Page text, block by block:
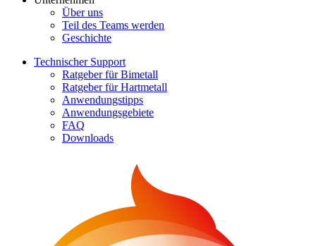
Über uns
Teil des Teams werden
Geschichte
Technischer Support
Ratgeber für Bimetall
Ratgeber für Hartmetall
Anwendungstipps
Anwendungsgebiete
FAQ
Downloads